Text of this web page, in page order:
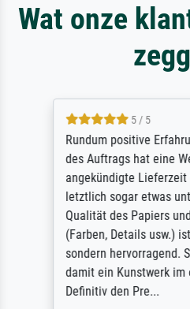
Wat onze
5 / 5
Rundum positive
des Auftrags hat eine
angekündigte Lieferzeit
letztlich sogar etwas
Qualität des Papiers
(Farben, Details usw.)
sondern hervorragend.
damit ein Kunstwerk im
Definitiv den Pre...